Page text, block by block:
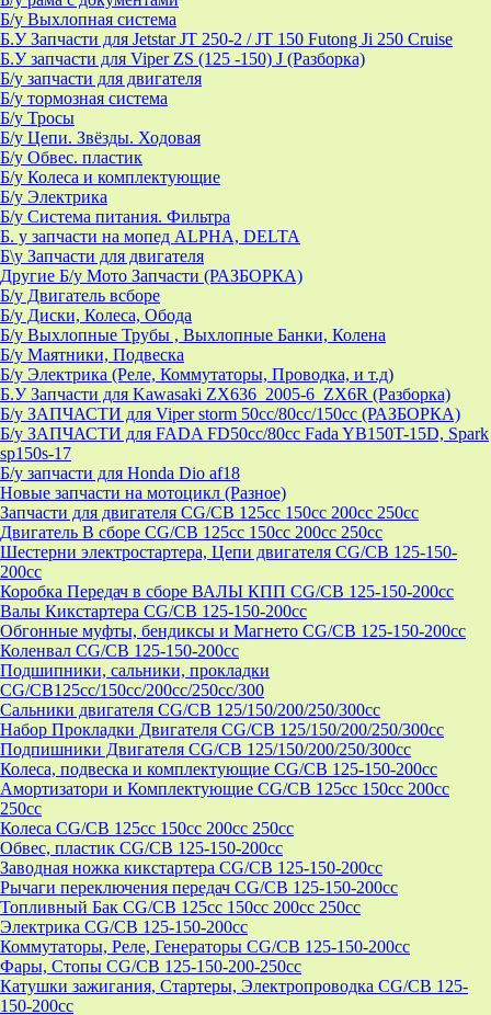
Б/у Выхлопная система
Б.У Запчасти для Jetstar JT 250-2 / JT 150 Futong Ji 250 Cruise
Б.У запчасти для Viper ZS (125 -150) J (Разборка)
Б/у запчасти для двигателя
Б/у тормозная система
Б/у Тросы
Б/у Цепи. Звёзды. Ходовая
Б/у Обвес. пластик
Б/у Колеса и комплектующие
Б/у Электрика
Б/у Система питания. Фильтра
Б. у запчасти на мопед ALPHA, DELTA
Б\у Запчасти для двигателя
Другие Б/у Мото Запчасти (РАЗБОРКА)
Б/у Двигатель всборе
Б/у Диски, Колеса, Обода
Б/у Выхлопные Трубы , Выхлопные Банки, Колена
Б/у Маятники, Подвеска
Б/у Электрика (Реле, Коммутаторы, Проводка, и т.д)
Б.У Запчасти для Kawasaki ZX636_2005-6_ZX6R (Разборка)
Б/у ЗАПЧАСТИ для Viper storm 50cc/80cc/150cc (РАЗБОРКА)
Б/у ЗАПЧАСТИ для FADA FD50cc/80cc Fada YB150T-15D, Spark
sp150s-17
Б/у запчасти для Honda Dio af18
Новые запчасти на мотоцикл (Разное)
Запчасти для двигателя CG/CB 125cc 150cc 200cc 250cc
Двигатель В сборе CG/CB 125cc 150cc 200cc 250cc
Шестерни электростартера, Цепи двигателя CG/CB 125-150-
200cc
Коробка Передач в сборе ВАЛЫ КПП CG/CB 125-150-200cc
Валы Кикстартера CG/CB 125-150-200cc
Обгонные муфты, бендиксы и Магнето CG/CB 125-150-200cc
Коленвал CG/CB 125-150-200cc
Подшипники, сальники, прокладки
CG/CB125сс/150cc/200cc/250cc/300
Сальники двигателя CG/CB 125/150/200/250/300cc
Набор Прокладки Двигателя CG/CB 125/150/200/250/300cc
Подпишники Двигателя CG/CB 125/150/200/250/300cc
Колеса, подвеска и комплектующие CG/CB 125-150-200cc
Амортизатори и Комплектующие CG/CB 125cc 150cc 200cc
250cc
Колеса CG/CB 125cc 150cc 200cc 250cc
Обвес, пластик CG/CB 125-150-200cc
Заводная ножка кикстартера CG/CB 125-150-200cc
Рычаги переключения передач CG/CB 125-150-200cc
Топливный Бак CG/CB 125cc 150cc 200cc 250cc
Электрика CG/CB 125-150-200cc
Коммутаторы, Реле, Генераторы CG/CB 125-150-200cc
Фары, Стопы CG/CB 125-150-200-250cc
Катушки зажигания, Стартеры, Электропроводка CG/CB 125-
150-200cc